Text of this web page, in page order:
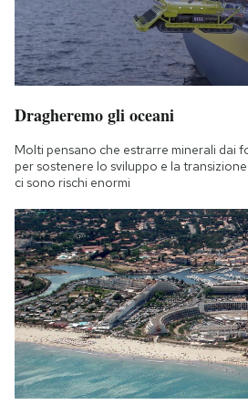
Dragheremo gli oceani
Molti pensano che estrarre minerali dai
per sostenere lo sviluppo e la
ci sono rischi enormi